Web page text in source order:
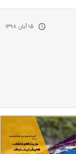
۱۵ آبان ۱۳۹۸